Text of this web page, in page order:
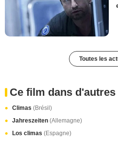
Toutes les
Ce film dans
Climas (Brésil)
Jahreszeiten (Allemagne)
Los climas (Espagne)